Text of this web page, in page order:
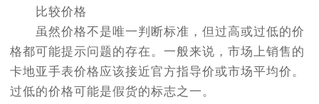
比较价格
虽然价格不是唯一判断标准，但过高或过低的价
格都可能提示问题的存在。一般来说，市场上销售的
卡地亚手表价格应该接近官方指导价或市场平均价。
过低的价格可能是假货的标志之一。